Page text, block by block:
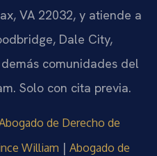
VA 22032, y atiende a
Dale City,
comunidades del
Solo con cita previa.
de Derecho de
William | Abogado de